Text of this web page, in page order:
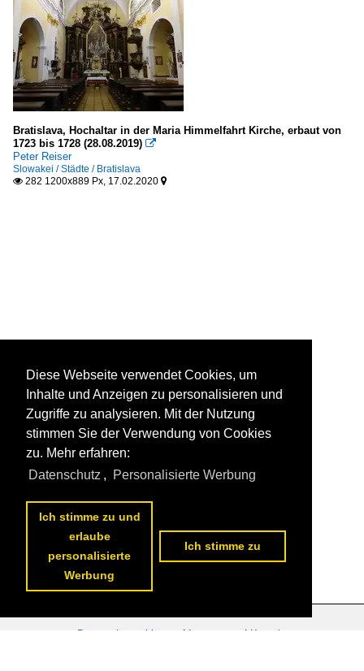
Bratislava, Hochaltar in der Maria Himmelfahrt Kirche, erbaut von
1723 bis 1728 (28.08.2019) 
Peter Reiser
Slowakei / Städte / Bratislava
 282 1200x889 Px, 17.02.2020 
Datenschutzerklärung | Impressum | Kontakt
Diese Webseite verwendet Cookies, um
Inhalte und Anzeigen zu personalisieren und
Zugriffe zu analysieren. Mit der Nutzung
stimmen Sie der Verwendung von Cookies
zu. Mehr erfahren:
Datenschutz , Personalisierte Werbung
Ich stimme zu und
erlaube
personalisierte
Werbung
Ich stimme zu